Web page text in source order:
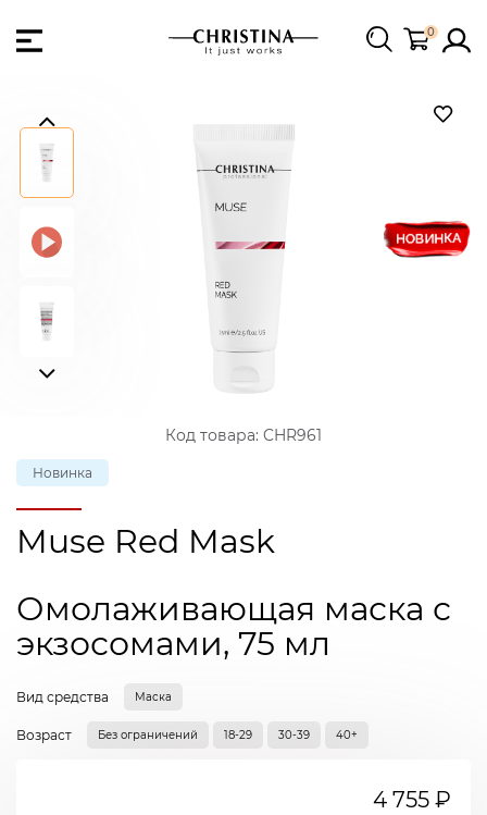
0
Код товара: CHR961
Новинка
Muse Red Mask
Омолаживающая маска с
экзосомами, 75 мл
Вид средства Маска
Возраст Без ограничений 18-29 30-39 40+
4 755 ₽